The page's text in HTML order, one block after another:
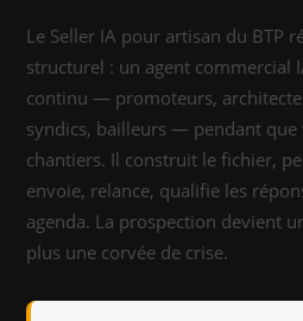
Le Seller IA pour artisan du BTP
structurel : un agent commercial
continu — promoteurs,
syndics, bailleurs — pendant que
chantiers. Il construit le fichier,
envoie, relance, qualifie les
agenda. La prospection devient
plus une corvée de crise.